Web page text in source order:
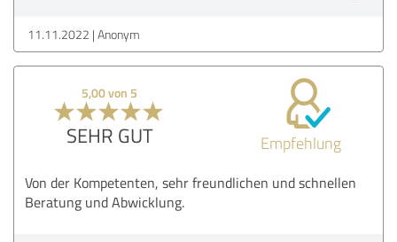
11.11.2022 Anonym
5,00 von 5
SEHR GUT Empfehlung
Von der Kompetenten, sehr freundlichen und schnellen
Beratung und Abwicklung.